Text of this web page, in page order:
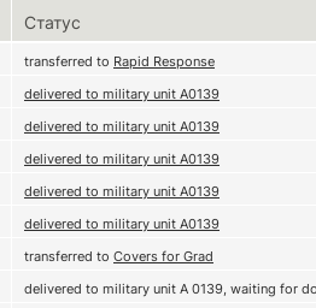
Статус
transferred to Rapid Response
delivered to military unit А0139
delivered to military unit А0139
delivered to military unit А0139
delivered to military unit А0139
delivered to military unit А0139
transferred to Covers for Grad
delivered to military unit А 0139, waiting for